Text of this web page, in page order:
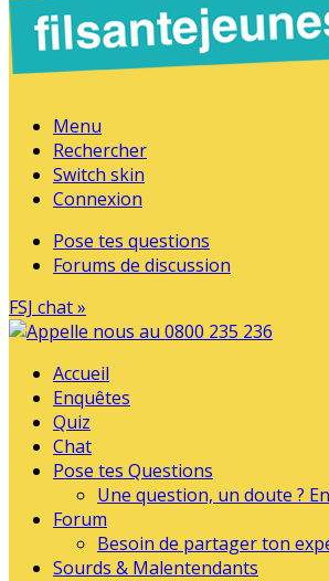
Menu
Rechercher
Switch skin
Connexion
Pose tes questions
Forums de discussion
FSJ chat »
Accueil
Enquêtes
Quiz
Chat
Pose tes Questions
Une question, un doute ?
Forum
Besoin de partager ton
Sourds & Malentendants